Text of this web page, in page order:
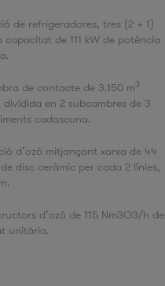
de refrigeradores, tres (2 + 1)
capacitat de 111 kW de potència
de contacte de 3.150 m3
dividida en 2 subcambres de 3
cadascuna.
d’ozó mitjançant xarxa de 44
disc ceràmic per cada 2 línies,
d’ozó de 115 Nm3O3/h de
unitària.